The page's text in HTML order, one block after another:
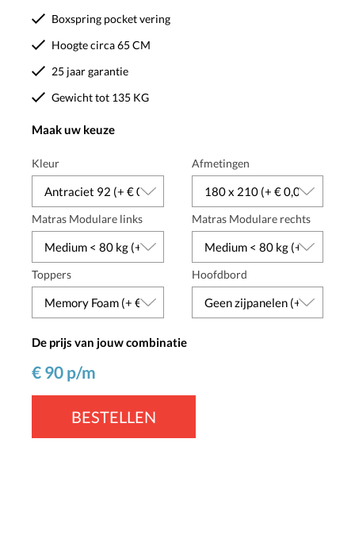
Boxspring pocket vering
Hoogte circa 65 CM
25 jaar garantie
Gewicht tot 135 KG
Maak uw keuze
Kleur Afmetingen
Matras Modulare links Matras Modulare rechts
Toppers Hoofdbord
De prijs van jouw combinatie
€ 90 p/m
BESTELLEN